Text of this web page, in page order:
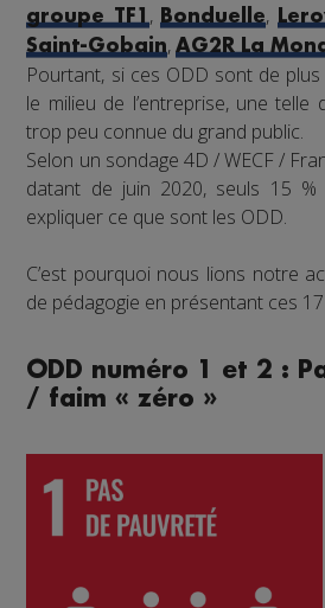
groupe TF1 , Bonduelle,
Saint-Gobain,AG2R La
Pourtant, si ces ODD sont de
le milieu de l’entreprise, une
trop peu connue du grand public.
Selon un sondage 4D / WECF /
datant de juin 2020, seuls 15 %
expliquer ce que sont les ODD.
C’est pourquoi nous lions notre
de pédagogie en présentant ces
ODD numéro 1 et 2 :
/ faim « zéro »